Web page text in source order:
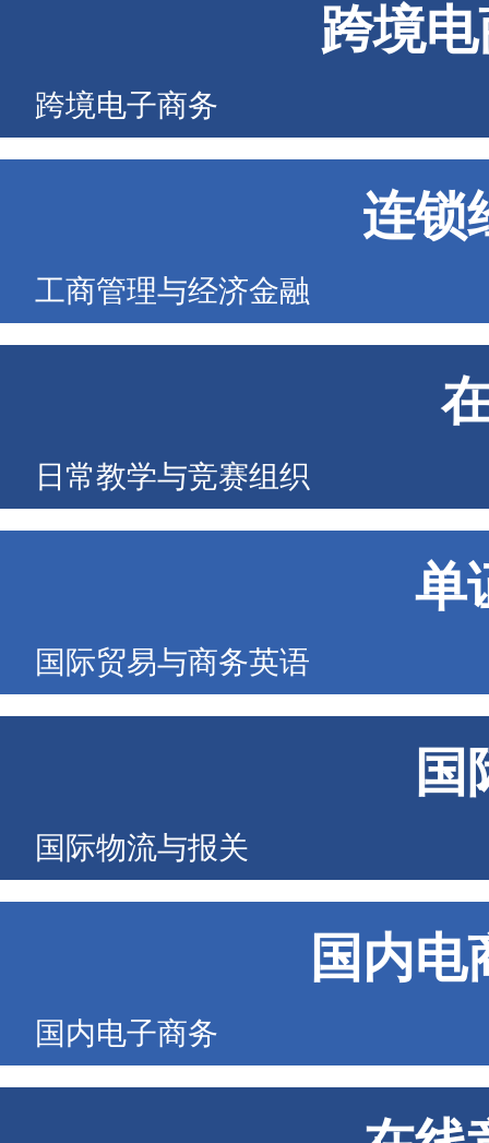
跨境
跨境电子商务
连锁
工商管理与经济金融
日常教学与竞赛组织
单
国际贸易与商务英语
国
国际物流与报关
国内
国内电子商务